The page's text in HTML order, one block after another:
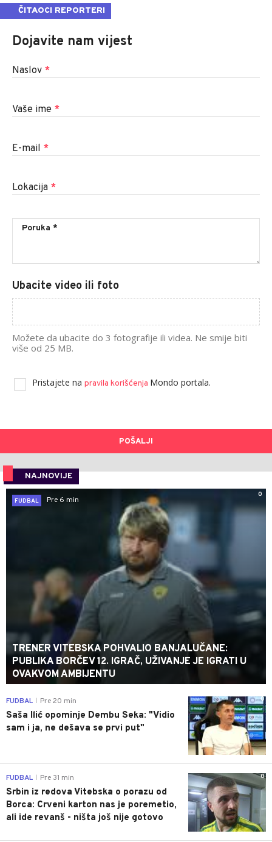
ČITAOCI REPORTERI
Dojavite nam vijest
Naslov *
Vaše ime *
E-mail *
Lokacija *
Ubacite video ili foto
Možete da ubacite do 3 fotografije ili videa. Ne smije biti
više od 25 MB.
Pristajete na pravila korišćenja Mondo portala.
POŠALJI
NAJNOVIJE
0
FUDBAL
Pre 6 min
TRENER VITEBSKA POHVALIO BANJALUČANE:
PUBLIKA BORČEV 12. IGRAČ, UŽIVANJE JE IGRATI U
OVAKVOM AMBIJENTU
0
FUDBAL Pre 20 min
Saša Ilić opominje Dembu Seka: "Vidio
sam i ja, ne dešava se prvi put"
0
FUDBAL Pre 31 min
Srbin iz redova Vitebska o porazu od
Borca: Crveni karton nas je poremetio,
ali ide revanš - ništa još nije gotovo